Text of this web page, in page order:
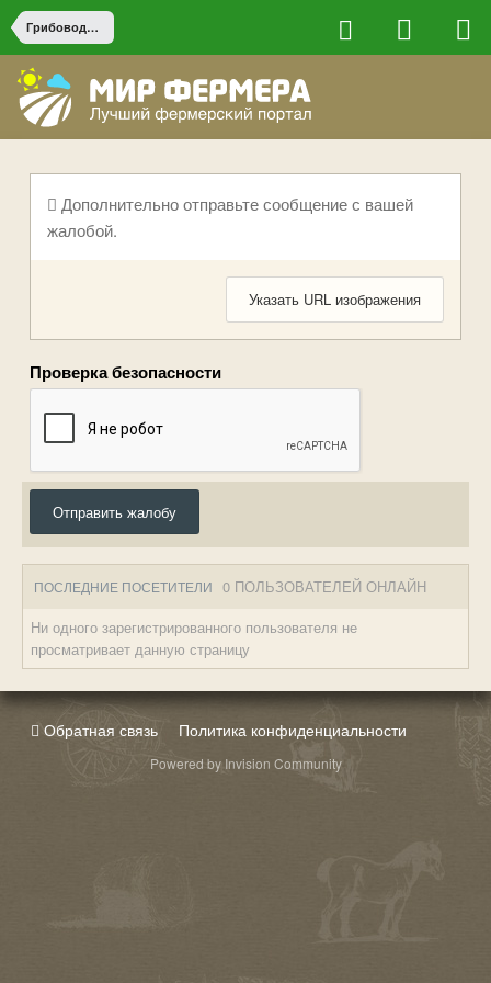
Грибоводство
Дополнительно отправьте сообщение с вашей
жалобой.
Указать URL изображения
Проверка безопасности
Отправить жалобу
ПОСЛЕДНИЕ ПОСЕТИТЕЛИ 0 ПОЛЬЗОВАТЕЛЕЙ ОНЛАЙН
Ни одного зарегистрированного пользователя не
просматривает данную страницу
Обратная связь Политика конфиденциальности
Powered by Invision Community